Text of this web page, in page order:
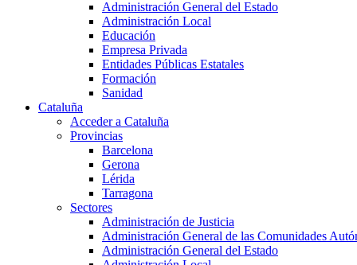
Administración General del Estado
Administración Local
Educación
Empresa Privada
Entidades Públicas Estatales
Formación
Sanidad
Cataluña
Acceder a Cataluña
Provincias
Barcelona
Gerona
Lérida
Tarragona
Sectores
Administración de Justicia
Administración General de las Comunidades
Administración General del Estado